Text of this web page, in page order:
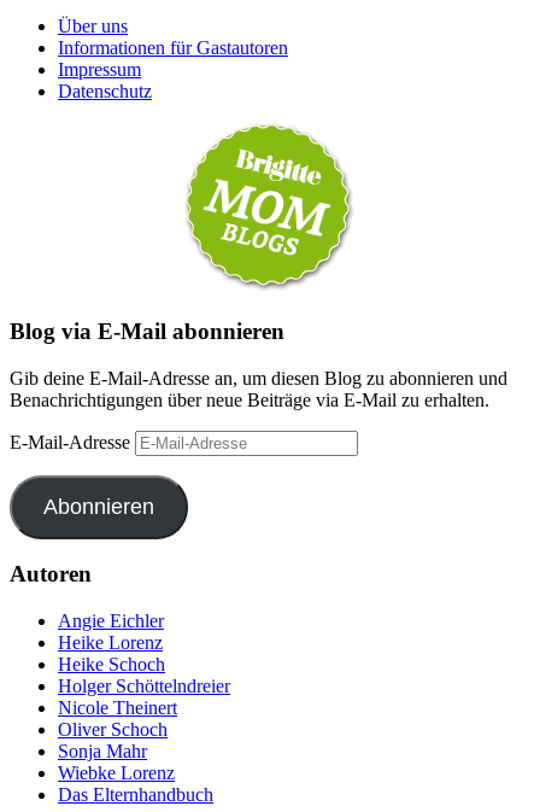
Über uns
Informationen für Gastautoren
Impressum
Datenschutz
Blog via E-Mail abonnieren
Gib deine E-Mail-Adresse an, um diesen Blog zu abonnieren und
Benachrichtigungen über neue Beiträge via E-Mail zu erhalten.
E-Mail-Adresse
Abonnieren
Autoren
Angie Eichler
Heike Lorenz
Heike Schoch
Holger Schöttelndreier
Nicole Theinert
Oliver Schoch
Sonja Mahr
Wiebke Lorenz
Das Elternhandbuch